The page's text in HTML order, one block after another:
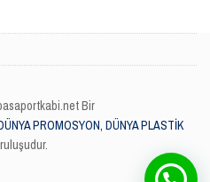
Bir
PROMOSYON, DÜNYA PLASTİK